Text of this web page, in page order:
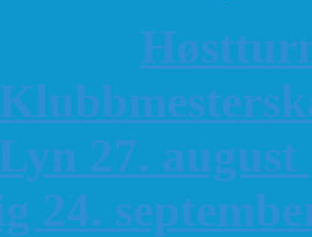
K
27. august
24.